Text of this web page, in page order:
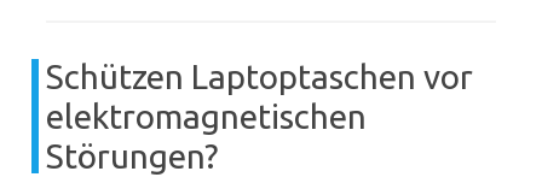
Schützen Laptoptaschen vor
elektromagnetischen
Störungen?